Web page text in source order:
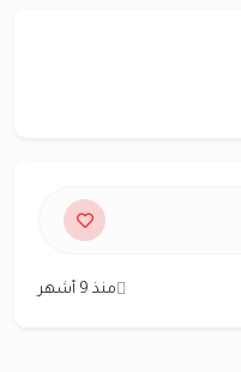
منذ 9 أشهر